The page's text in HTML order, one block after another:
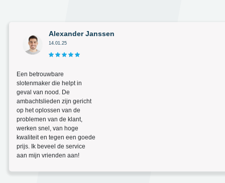
Alexander Janssen
14.01.25
Een betrouwbare
slotenmaker die helpt in
geval van nood. De
ambachtslieden zijn gericht
op het oplossen van de
problemen van de klant,
werken snel, van hoge
kwaliteit en tegen een goede
prijs. Ik beveel de service
aan mijn vrienden aan!